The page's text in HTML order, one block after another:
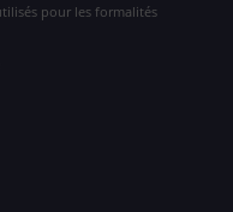
pour les formalités